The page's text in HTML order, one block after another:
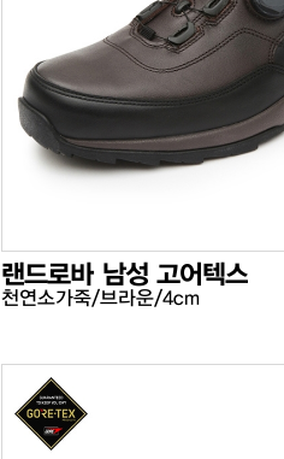
랜드로바 남성 고어텍스
천연소가죽/브라운/4cm